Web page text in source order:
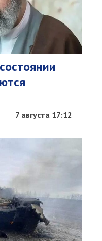
7 августа 17:12